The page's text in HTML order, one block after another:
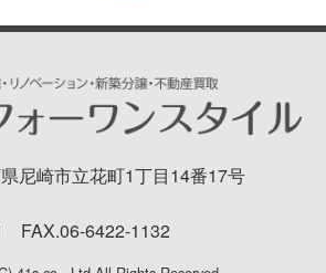
尼崎市立花町1丁目14番17号
FAX.06-6422-1132